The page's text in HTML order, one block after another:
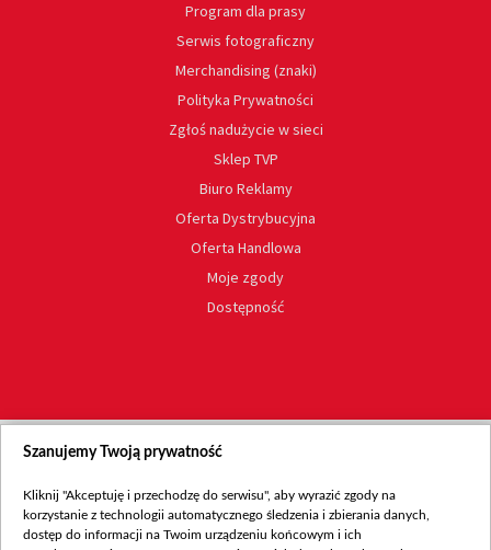
Program dla prasy
Serwis fotograficzny
Merchandising (znaki)
Polityka Prywatności
Zgłoś nadużycie w sieci
Sklep TVP
Biuro Reklamy
Oferta Dystrybucyjna
Oferta Handlowa
Moje zgody
Dostępność
Szanujemy Twoją prywatność
Kliknij "Akceptuję i przechodzę do serwisu", aby wyrazić zgody na
korzystanie z technologii automatycznego śledzenia i zbierania danych,
dostęp do informacji na Twoim urządzeniu końcowym i ich